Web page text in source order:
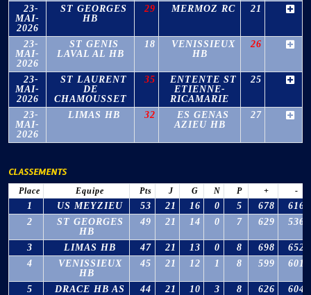
23-
MAI-
2026
ST GEORGES
HB
29 MERMOZ RC 21
23-
MAI-
2026
ST GENIS
LAVAL AL HB
18
VENISSIEUX
HB
26
23-
MAI-
2026
ST LAURENT
DE
CHAMOUSSET
35
ENTENTE ST
ETIENNE-
RICAMARIE
25
23-
MAI-
2026
LIMAS HB 32
ES GENAS
AZIEU HB
27
CLASSEMENTS
Place Equipe Pts J G N P + -
1 US MEYZIEU 53 21 16 0 5 678
616
2
ST GEORGES
HB
49 21 14 0 7 629 536
3 LIMAS HB 47 21 13 0 8 698
652
4
VENISSIEUX
HB
45 21 12 1 8 599 601
5 DRACE HB AS 44 21 10 3 8 626
604